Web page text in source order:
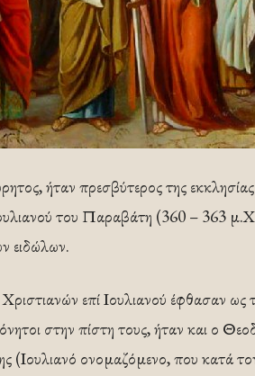
ήταν πρεσβύτερος της
του Παραβάτη (360 – 363
ειδώλων.
επί Ιουλιανού έφθασαν
στην πίστη τους, ήταν και ο
(Ιουλιανό ονομαζόμενο, που κατά